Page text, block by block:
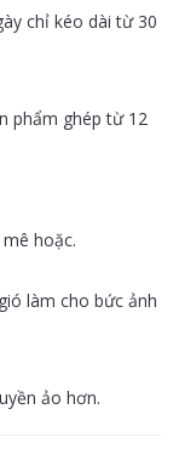
chỉ kéo dài từ 30
phẩm ghép từ 12
hoặc.
làm cho bức ảnh
ảo hơn.